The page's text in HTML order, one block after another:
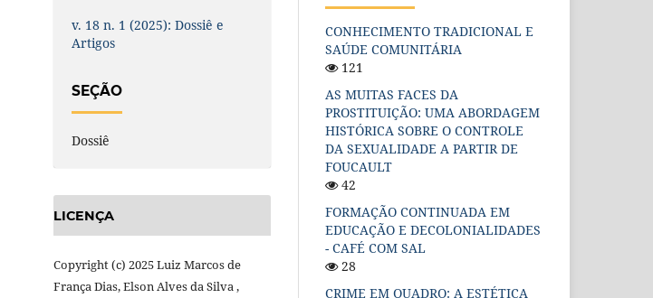
v. 18 n. 1 (2025): Dossiê e
Artigos
SEÇÃO
Dossiê
LICENÇA
Copyright (c) 2025 Luiz Marcos de
França Dias, Elson Alves da Silva ,
CONHECIMENTO TRADICIONAL E
SAÚDE COMUNITÁRIA
121
AS MUITAS FACES DA
PROSTITUIÇÃO: UMA ABORDAGEM
HISTÓRICA SOBRE O CONTROLE
DA SEXUALIDADE A PARTIR DE
FOUCAULT
42
FORMAÇÃO CONTINUADA EM
EDUCAÇÃO E DECOLONIALIDADES
- CAFÉ COM SAL
28
CRIME EM QUADRO: A ESTÉTICA